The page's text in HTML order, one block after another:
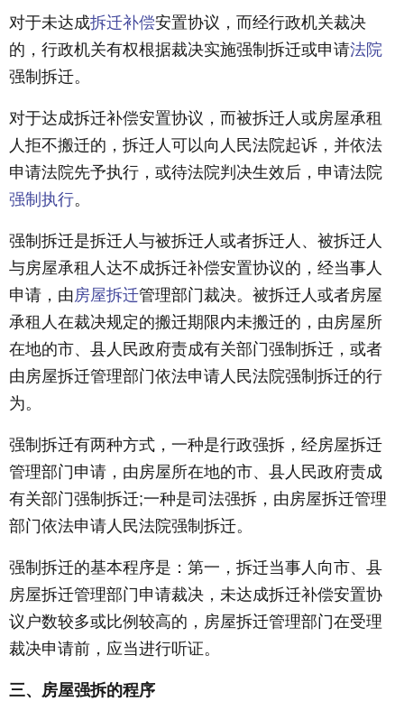
对于未达成拆迁补偿安置协议，而经行政机关裁决
的，行政机关有权根据裁决实施强制拆迁或申请法院
强制拆迁。
对于达成拆迁补偿安置协议，而被拆迁人或房屋承租
人拒不搬迁的，拆迁人可以向人民法院起诉，并依法
申请法院先予执行，或待法院判决生效后，申请法院
强制执行。
强制拆迁是拆迁人与被拆迁人或者拆迁人、被拆迁人
与房屋承租人达不成拆迁补偿安置协议的，经当事人
申请，由房屋拆迁管理部门裁决。被拆迁人或者房屋
承租人在裁决规定的搬迁期限内未搬迁的，由房屋所
在地的市、县人民政府责成有关部门强制拆迁，或者
由房屋拆迁管理部门依法申请人民法院强制拆迁的行
为。
强制拆迁有两种方式，一种是行政强拆，经房屋拆迁
管理部门申请，由房屋所在地的市、县人民政府责成
有关部门强制拆迁;一种是司法强拆，由房屋拆迁管理
部门依法申请人民法院强制拆迁。
强制拆迁的基本程序是：第一，拆迁当事人向市、县
房屋拆迁管理部门申请裁决，未达成拆迁补偿安置协
议户数较多或比例较高的，房屋拆迁管理部门在受理
裁决申请前，应当进行听证。
三、房屋强拆的程序